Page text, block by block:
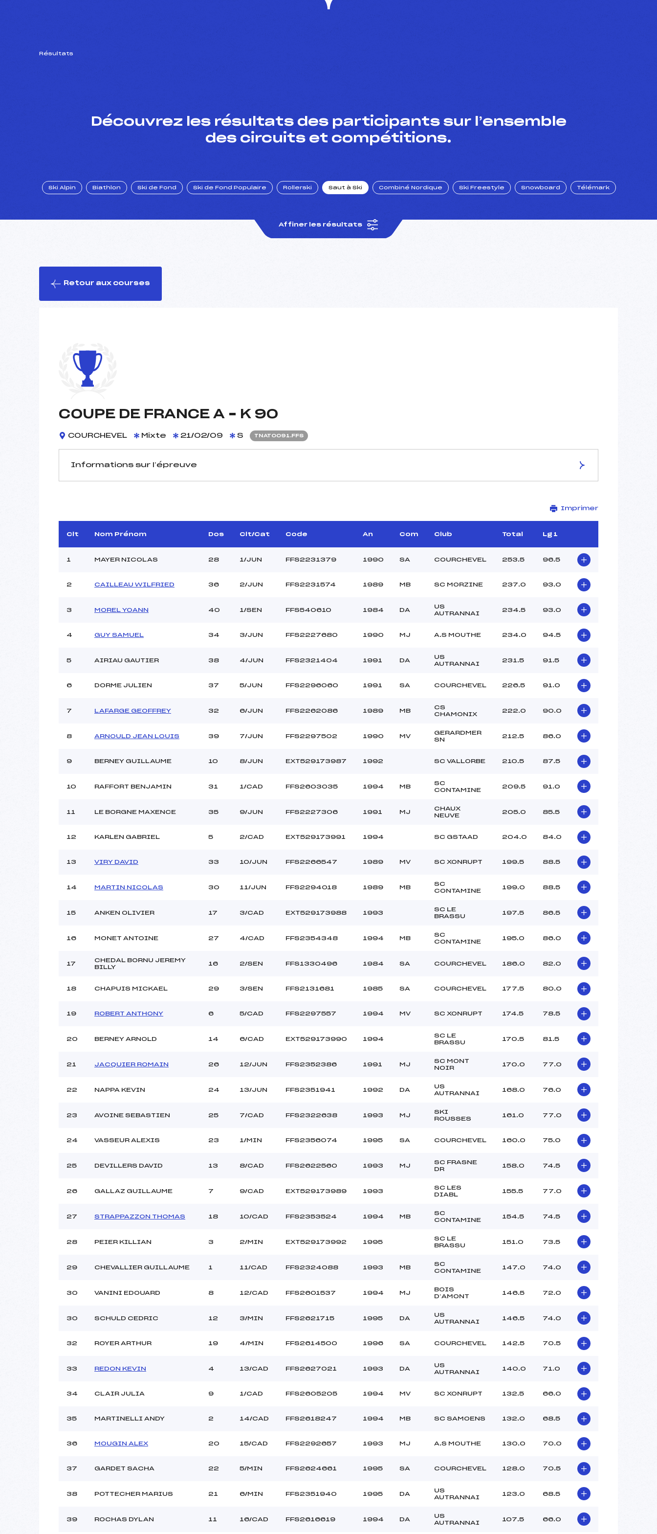
Résultats
Découvrez les résultats des participants sur l’ensemble
des circuits et compétitions.
Ski Alpin Biathlon Ski de Fond Ski de Fond Populaire Rollerski Saut à Ski Combiné Nordique Ski Freestyle Snowboard Télémark
Affiner les résultats
Retour aux courses
COUPE DE FRANCE A – K 90
COURCHEVEL Mixte 21/02/09 S TNAT0091.FFS
Informations sur l’épreuve
Délégué Technique :
GAILLARD JACQUES (DA)
D.T Adjoint :
PETIT ARNAUD (MJ)
REVILLIOD THIERRY (MB)
Juge B :
MOREL PIERRE (DA)
Juge C :
VASSEUR CYRIL (SA)
JACOBERGER DOMINIQUE (MV)
PERRIER GUY (SA)
Piste :
OLYMPIQUE DU PRAZ
Imprimer
Clt Nom Prénom Dos Clt/Cat Code An Com Club Total Lg 1
1 MAYER NICOLAS 28 1/JUN FFS2231379 1990 SA COURCHEVEL 253.5 96.5
2 CAILLEAU WILFRIED 36 2/JUN FFS2231574 1989 MB SC MORZINE 237.0 93.0
3 MOREL YOANN 40 1/SEN FFS540610 1984 DA
US
AUTRANNAI
234.5 93.0
4 GUY SAMUEL 34 3/JUN FFS2227680 1990 MJ A.S MOUTHE 234.0 94.5
5 AIRIAU GAUTIER 38 4/JUN FFS2321404 1991 DA
US
AUTRANNAI
231.5 91.5
6 DORME JULIEN 37 5/JUN FFS2296060 1991 SA COURCHEVEL 226.5 91.0
7 LAFARGE GEOFFREY 32 6/JUN FFS2262086 1989 MB
CS
CHAMONIX
222.0 90.0
8 ARNOULD JEAN LOUIS 39 7/JUN FFS2297502 1990 MV
GERARDMER
SN
212.5 86.0
9 BERNEY GUILLAUME 10 8/JUN EXT529173987 1992 SC VALLORBE 210.5 87.5
10 RAFFORT BENJAMIN 31 1/CAD FFS2603035 1994 MB
SC
CONTAMINE
209.5 91.0
11 LE BORGNE MAXENCE 35 9/JUN FFS2227306 1991 MJ
CHAUX
NEUVE
205.0 85.5
12 KARLEN GABRIEL 5 2/CAD EXT529173991 1994 SC GSTAAD 204.0 84.0
13 VIRY DAVID 33 10/JUN FFS2266547 1989 MV SC XONRUPT 199.5 88.5
14 MARTIN NICOLAS 30 11/JUN FFS2294018 1989 MB
SC
CONTAMINE
199.0 88.5
15 ANKEN OLIVIER 17 3/CAD EXT529173988 1993
SC LE
BRASSU
197.5 86.5
16 MONET ANTOINE 27 4/CAD FFS2354348 1994 MB
SC
CONTAMINE
195.0 86.0
17
CHEDAL BORNU JEREMY
BILLY
16 2/SEN FFS1330496 1984 SA COURCHEVEL 186.0 82.0
18 CHAPUIS MICKAEL 29 3/SEN FFS2131681 1985 SA COURCHEVEL 177.5 80.0
19 ROBERT ANTHONY 6 5/CAD FFS2297557 1994 MV SC XONRUPT 174.5 78.5
20 BERNEY ARNOLD 14 6/CAD EXT529173990 1994
SC LE
BRASSU
170.5 81.5
21 JACQUIER ROMAIN 26 12/JUN FFS2352386 1991 MJ
SC MONT
NOIR
170.0 77.0
22 NAPPA KEVIN 24 13/JUN FFS2351941 1992 DA
US
AUTRANNAI
168.0 76.0
23 AVOINE SEBASTIEN 25 7/CAD FFS2322638 1993 MJ
SKI
ROUSSES
161.0 77.0
24 VASSEUR ALEXIS 23 1/MIN FFS2356074 1995 SA COURCHEVEL 160.0 75.0
25 DEVILLERS DAVID 13 8/CAD FFS2622560 1993 MJ
SC FRASNE
DR
158.0 74.5
26 GALLAZ GUILLAUME 7 9/CAD EXT529173989 1993
SC LES
DIABL
155.5 77.0
27 STRAPPAZZON THOMAS 18 10/CAD FFS2353524 1994 MB
SC
CONTAMINE
154.5 74.5
28 PEIER KILLIAN 3 2/MIN EXT529173992 1995
SC LE
BRASSU
151.0 73.5
29 CHEVALLIER GUILLAUME 1 11/CAD FFS2324088 1993 MB
SC
CONTAMINE
147.0 74.0
30 VANINI EDOUARD 8 12/CAD FFS2601537 1994 MJ
BOIS
D’AMONT
146.5 72.0
30 SCHULD CEDRIC 12 3/MIN FFS2621715 1995 DA
US
AUTRANNAI
146.5 74.0
32 ROYER ARTHUR 19 4/MIN FFS2614500 1996 SA COURCHEVEL 142.5 70.5
33 REDON KEVIN 4 13/CAD FFS2627021 1993 DA
US
AUTRANNAI
140.0 71.0
34 CLAIR JULIA 9 1/CAD FFS2605205 1994 MV SC XONRUPT 132.5 66.0
35 MARTINELLI ANDY 2 14/CAD FFS2618247 1994 MB SC SAMOENS 132.0 68.5
36 MOUGIN ALEX 20 15/CAD FFS2292657 1993 MJ A.S MOUTHE 130.0 70.0
37 GARDET SACHA 22 5/MIN FFS2624661 1995 SA COURCHEVEL 128.0 70.5
38 POTTECHER MARIUS 21 6/MIN FFS2351940 1995 DA
US
AUTRANNAI
123.0 68.5
39 ROCHAS DYLAN 11 16/CAD FFS2616619 1994 DA
US
AUTRANNAI
107.5 66.0